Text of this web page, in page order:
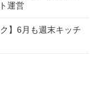
運営
】6月も週末キッチ